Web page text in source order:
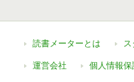
読書メーターとは ス
運営会社 個人情報